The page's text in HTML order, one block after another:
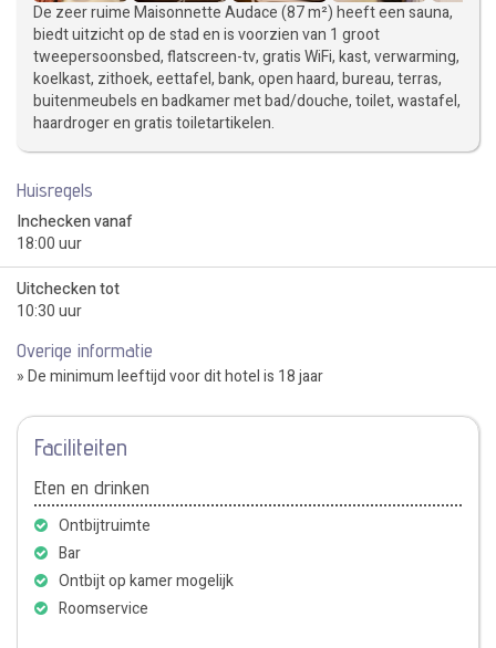
De zeer ruime Maisonnette Audace (87 m²) heeft een sauna,
biedt uitzicht op de stad en is voorzien van 1 groot
tweepersoonsbed, flatscreen-tv, gratis WiFi, kast, verwarming,
koelkast, zithoek, eettafel, bank, open haard, bureau, terras,
buitenmeubels en badkamer met bad/douche, toilet, wastafel,
haardroger en gratis toiletartikelen.
Huisregels
Inchecken vanaf
18:00 uur
Uitchecken tot
10:30 uur
Overige informatie
» De minimum leeftijd voor dit hotel is 18 jaar
Faciliteiten
Eten en drinken
Ontbijtruimte
Bar
Ontbijt op kamer mogelijk
Roomservice